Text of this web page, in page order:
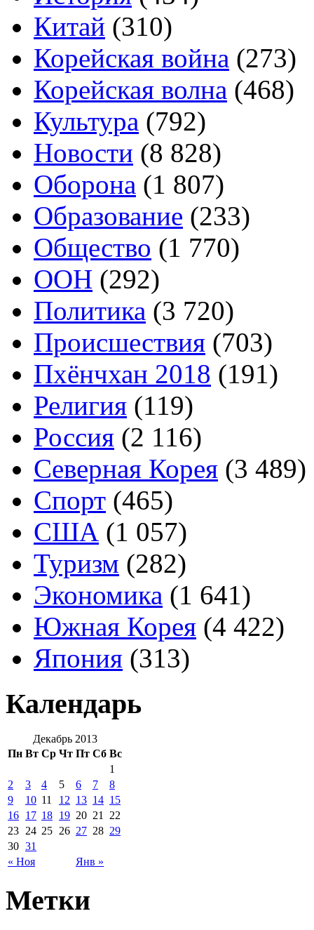
Китай (310)
Корейская война (273)
Корейская волна (468)
Культура (792)
Новости (8 828)
Оборона (1 807)
Образование (233)
Общество (1 770)
ООН (292)
Политика (3 720)
Происшествия (703)
Пхёнчхан 2018 (191)
Религия (119)
Россия (2 116)
Северная Корея (3 489)
Спорт (465)
США (1 057)
Туризм (282)
Экономика (1 641)
Южная Корея (4 422)
Япония (313)
Календарь
Декабрь 2013
Пн Вт Ср Чт Пт Сб Вс
« Ноя Янв »
1
2
3 4 5 6 7
8
9
10 11 12 13 14 15
16 17 18 19 20 21
22
23 24 25 26 27 28 29
30 31
Метки